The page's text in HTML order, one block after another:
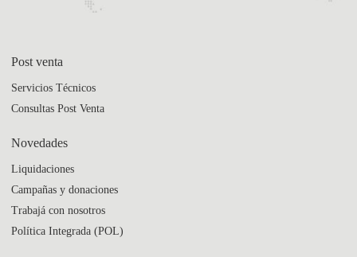
Post venta
Servicios Técnicos
Consultas Post Venta
Novedades
Liquidaciones
Campañas y donaciones
Trabajá con nosotros
Política Integrada (POL)